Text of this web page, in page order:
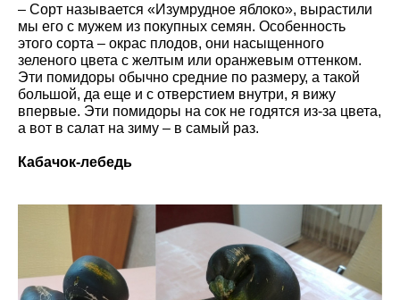
– Сорт называется «Изумрудное яблоко», вырастили
мы его с мужем из покупных семян. Особенность
этого сорта – окрас плодов, они насыщенного
зеленого цвета с желтым или оранжевым оттенком.
Эти помидоры обычно средние по размеру, а такой
большой, да еще и с отверстием внутри, я вижу
впервые. Эти помидоры на сок не годятся из-за цвета,
а вот в салат на зиму – в самый раз.
Кабачок-лебедь